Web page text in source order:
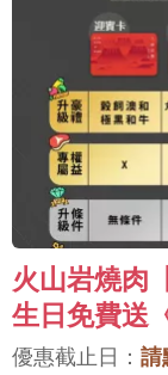
火山岩燒肉
生日免費送
優惠截止日： 請